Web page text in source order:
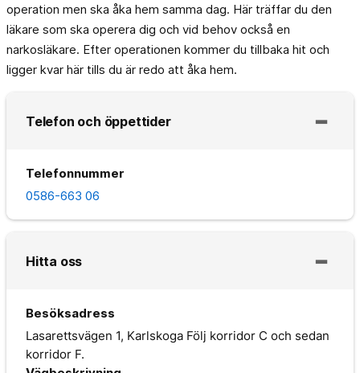
operation men ska åka hem samma dag. Här träffar du den
läkare som ska operera dig och vid behov också en
narkosläkare. Efter operationen kommer du tillbaka hit och
ligger kvar här tills du är redo att åka hem.
Telefon och öppettider
Telefonnummer
0586-663 06
Hitta oss
Besöksadress
Lasarettsvägen 1, Karlskoga Följ korridor C och sedan
korridor F.